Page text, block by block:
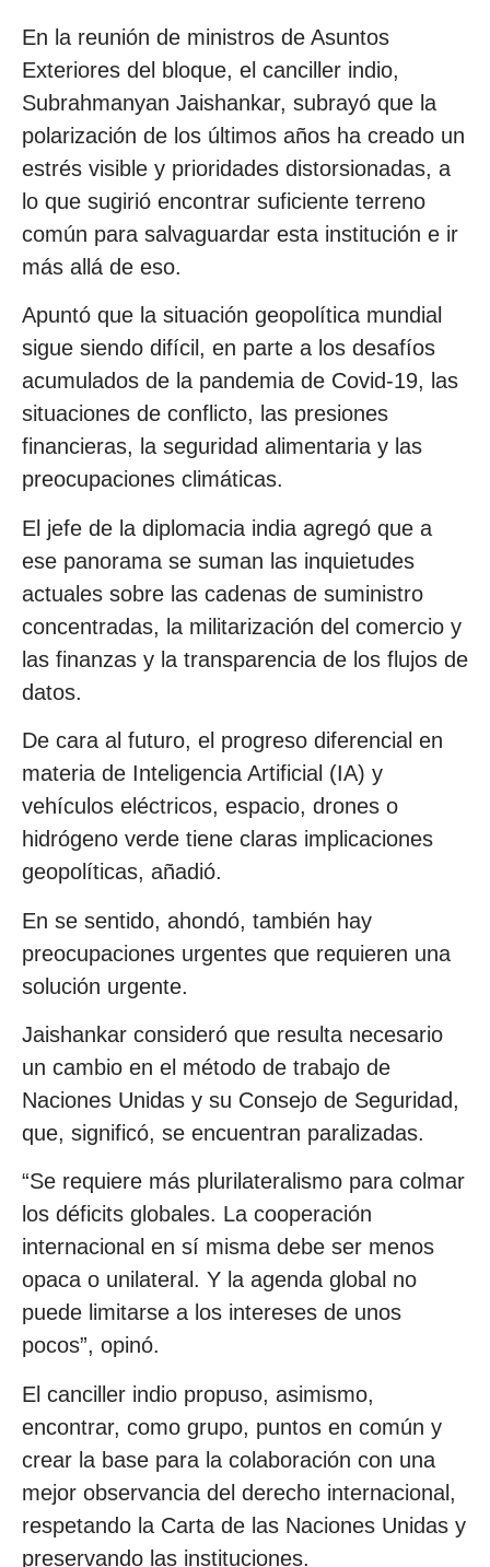
En la reunión de ministros de Asuntos
Exteriores del bloque, el canciller indio,
Subrahmanyan Jaishankar, subrayó que la
polarización de los últimos años ha creado un
estrés visible y prioridades distorsionadas, a
lo que sugirió encontrar suficiente terreno
común para salvaguardar esta institución e ir
más allá de eso.
Apuntó que la situación geopolítica mundial
sigue siendo difícil, en parte a los desafíos
acumulados de la pandemia de Covid-19, las
situaciones de conflicto, las presiones
financieras, la seguridad alimentaria y las
preocupaciones climáticas.
El jefe de la diplomacia india agregó que a
ese panorama se suman las inquietudes
actuales sobre las cadenas de suministro
concentradas, la militarización del comercio y
las finanzas y la transparencia de los flujos de
datos.
De cara al futuro, el progreso diferencial en
materia de Inteligencia Artificial (IA) y
vehículos eléctricos, espacio, drones o
hidrógeno verde tiene claras implicaciones
geopolíticas, añadió.
En se sentido, ahondó, también hay
preocupaciones urgentes que requieren una
solución urgente.
Jaishankar consideró que resulta necesario
un cambio en el método de trabajo de
Naciones Unidas y su Consejo de Seguridad,
que, significó, se encuentran paralizadas.
“Se requiere más plurilateralismo para colmar
los déficits globales. La cooperación
internacional en sí misma debe ser menos
opaca o unilateral. Y la agenda global no
puede limitarse a los intereses de unos
pocos”, opinó.
El canciller indio propuso, asimismo,
encontrar, como grupo, puntos en común y
crear la base para la colaboración con una
mejor observancia del derecho internacional,
respetando la Carta de las Naciones Unidas y
preservando las instituciones.